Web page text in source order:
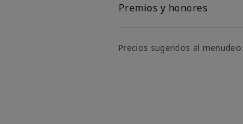
Premios y honores
Precios sugeridos al menudeo.